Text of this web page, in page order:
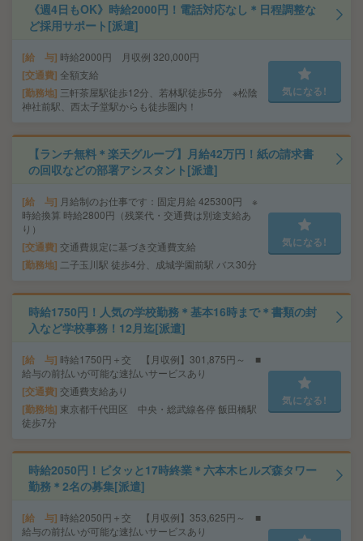
《週4日もOK》時給2000円！電話対応なし＊日程調整な
ど採用サポート[派遣]
給 与 時給2000円 月収例 320,000円
交通費 全額支給
勤務地 三軒茶屋駅徒歩12分、若林駅徒歩5分 ※松陰
神社前駅、西太子堂駅からも徒歩圏内！
気になる!
【ランチ無料＊楽天グループ】月給42万円！紙の請求書
の回収などの部署アシスタント[派遣]
給 与 月給制のお仕事です：固定月給 425300円 ※
時給換算 時給2800円（残業代・交通費は別途支給あ
り）
交通費 交通費規定に基づき交通費支給
勤務地 二子玉川駅 徒歩4分、成城学園前駅 バス30分
気になる!
時給1750円！人気の学校勤務＊基本16時まで＊書類の封
入など学校事務！12月迄[派遣]
給 与 時給1750円＋交 【月収例】301,875円～ ■
給与の前払いが可能な速払いサービスあり
交通費 交通費支給あり
勤務地 東京都千代田区 中央・総武線各停 飯田橋駅
徒歩7分
気になる!
時給2050円！ピタッと17時終業＊六本木ヒルズ森タワー
勤務＊2名の募集[派遣]
給 与 時給2050円＋交 【月収例】353,625円～ ■
給与の前払いが可能な速払いサービスあり